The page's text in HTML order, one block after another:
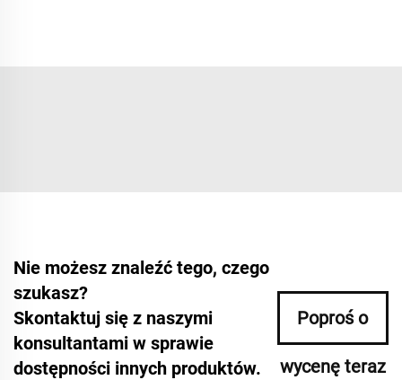
Nie możesz znaleźć tego, czego
szukasz?
Skontaktuj się z naszymi
konsultantami w sprawie
dostępności innych produktów.
Poproś o
wycenę teraz